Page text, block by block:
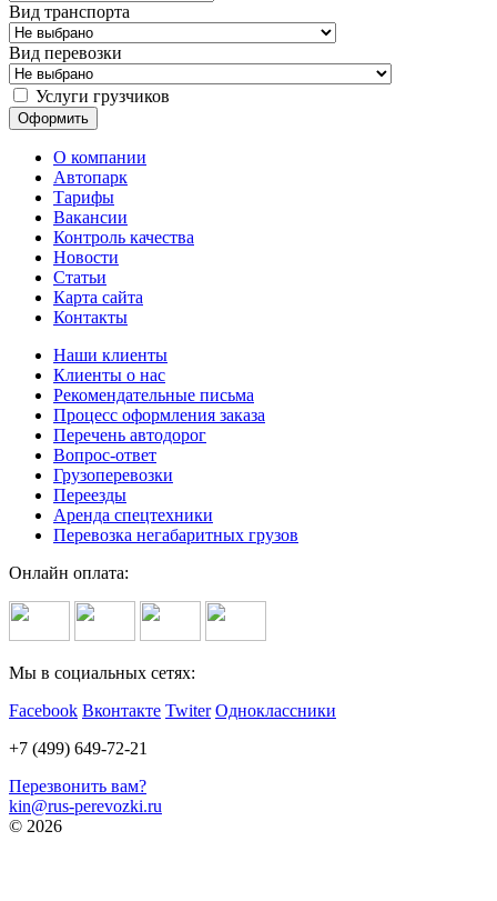
Вид транспорта
Вид перевозки
Услуги грузчиков
О компании
Автопарк
Тарифы
Вакансии
Контроль качества
Новости
Статьи
Карта сайта
Контакты
Наши клиенты
Клиенты о нас
Рекомендательные письма
Процесс оформления заказа
Перечень автодорог
Вопрос-ответ
Грузоперевозки
Переезды
Аренда спецтехники
Перевозка негабаритных грузов
Онлайн оплата:
Мы в социальных сетях:
Facebook Вконтакте Twiter Одноклассники
+7 (499) 649-72-21
Перезвонить вам?
kin@rus-perevozki.ru
© 2026